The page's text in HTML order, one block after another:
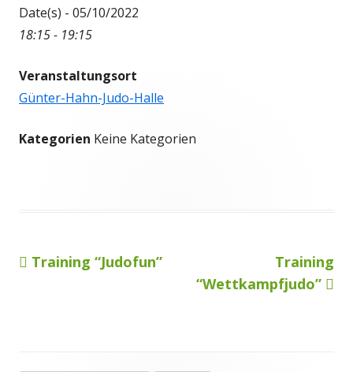
Date(s) - 05/10/2022
18:15 - 19:15
Veranstaltungsort
Günter-Hahn-Judo-Halle
Kategorien Keine Kategorien
Beitragsnavigation
Vorheriger
Training “Judofun”
Nächster
Beitrag
Training
“Wettkampfjudo”